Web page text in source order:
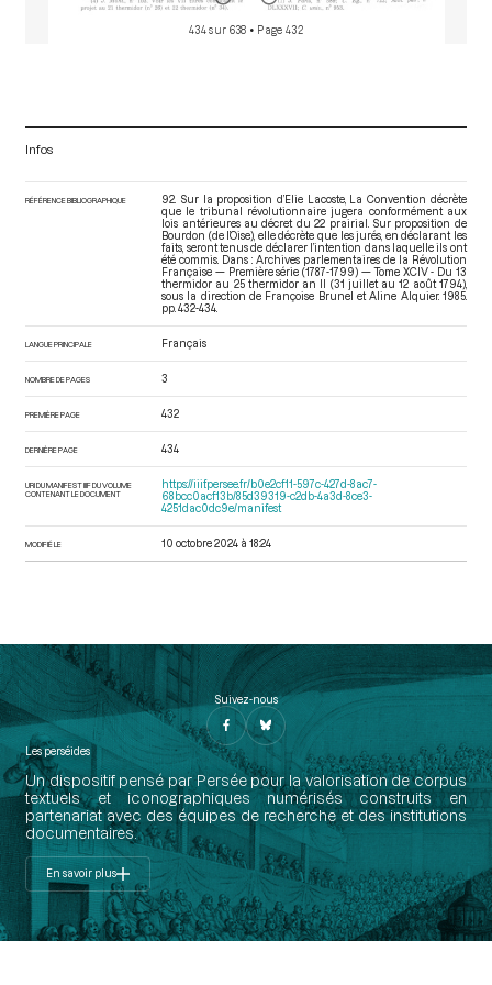
434 sur 638 • Page 432
Infos
RÉFÉRENCE BIBLIOGRAPHIQUE
92. Sur la proposition d’Elie Lacoste, La Convention décrète
que le tribunal révolutionnaire jugera conformément aux
lois antérieures au décret du 22 prairial. Sur proposition de
Bourdon (de l’Oise), elle décrète que les jurés, en déclarant les
faits, seront tenus de déclarer l’intention dans laquelle ils ont
été commis. Dans : Archives parlementaires de la Révolution
Française — Première série (1787-1799) — Tome XCIV - Du 13
thermidor au 25 thermidor an II (31 juillet au 12 août 1794),
sous la direction de Françoise Brunel et Aline Alquier. 1985.
pp. 432-434.
LANGUE PRINCIPALE Français
NOMBRE DE PAGES 3
PREMIÈRE PAGE 432
DERNIÈRE PAGE 434
URI DU MANIFEST IIIF DU VOLUME
CONTENANT LE DOCUMENT
https://iiif.persee.fr/b0e2cf11-597c-427d-8ac7-
68bcc0acf13b/85d39319-c2db-4a3d-8ce3-
4251dac0dc9e/manifest
MODIFIÉ LE 10 octobre 2024 à 18:24
Suivez-nous
Les perséides
Un dispositif pensé par Persée pour la valorisation de corpus
textuels et iconographiques numérisés construits en
partenariat avec des équipes de recherche et des institutions
documentaires.
En savoir plus